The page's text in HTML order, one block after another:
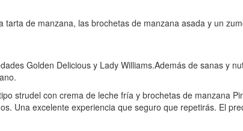
de manzana, las brochetas de manzana asada y un
Golden Delicious y Lady Williams.Además de sanas y
strudel con crema de leche fría y brochetas de manzana
Una excelente experiencia que seguro que repetirás. El